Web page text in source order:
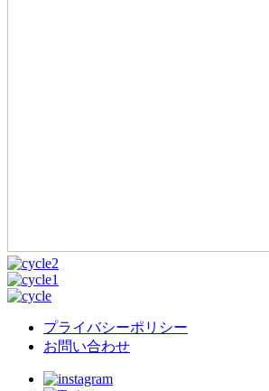
プライバシーポリシー
お問い合わせ